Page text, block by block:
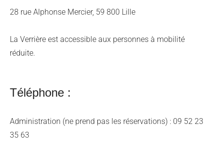
28 rue Alphonse Mercier, 59 800 Lille
La Verrière est accessible aux personnes à mobilité
réduite.
Téléphone :
Administration (ne prend pas les réservations) : 09 52 23
35 63